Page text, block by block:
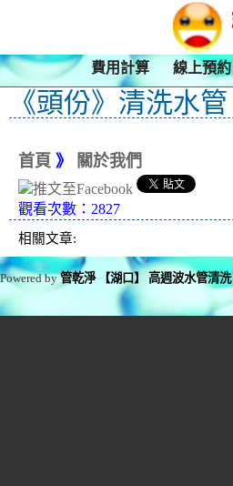
費用計算 線上預約
《頭份》清洗水管
首頁 》 關於我們
觀看次數：2827
相關文章:
Powered by管乾淨 【湖口】 高週波水管清洗